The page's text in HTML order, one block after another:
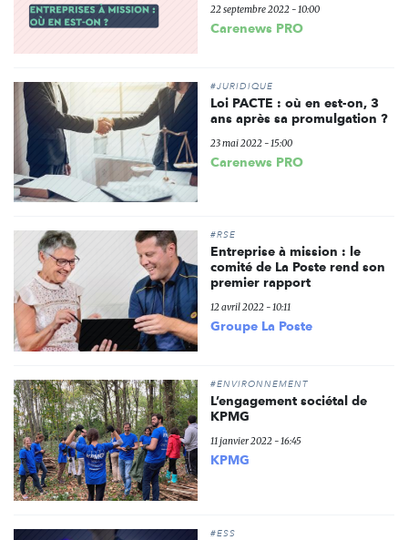
22 septembre 2022 - 10:00
Carenews PRO
#JURIDIQUE
Loi PACTE : où en est-on, 3
ans après sa promulgation ?
23 mai 2022 - 15:00
Carenews PRO
#RSE
Entreprise à mission : le
comité de La Poste rend son
premier rapport
12 avril 2022 - 10:11
Groupe La Poste
#ENVIRONNEMENT
L’engagement sociétal de
KPMG
11 janvier 2022 - 16:45
KPMG
#ESS